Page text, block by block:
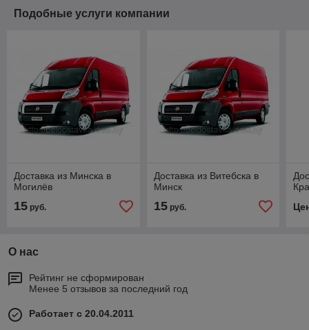
Подобные услуги компании
Доставка из Минска в
Могилёв
15 руб.
Доставка из Витебска в
Минск
15руб.
О нас
Рейтинг не сформирован
Менее 5 отзывов за последний год
Работает с 20.04.2011